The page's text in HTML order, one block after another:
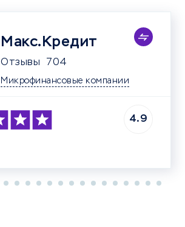
Макс.Кредит
Отзывы 704
Микрофинансовые компании
4.9